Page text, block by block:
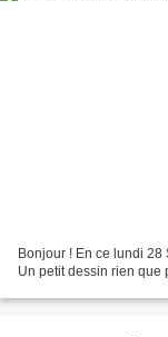
Bonjour ! En ce lundi
Un petit dessin rien que